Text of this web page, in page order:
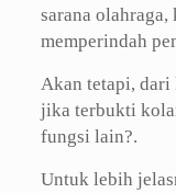
sarana
memperindah
Akan tetapi, dari
jika terbukti
fungsi lain?.
Untuk lebih